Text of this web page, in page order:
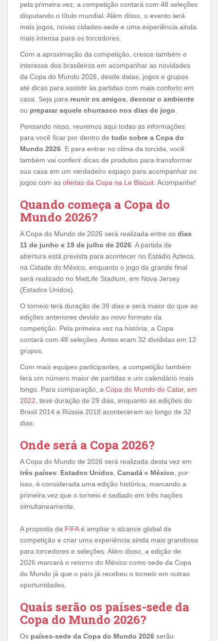
pela primeira vez, a competição contará com 48 seleções
disputando o título mundial. Além disso, o evento terá
mais jogos, novas cidades-sede e uma experiência ainda
mais intensa para os torcedores.
Com a aproximação da competição, cresce também o
interesse dos brasileiros em acompanhar as novidades
da Copa do Mundo 2026, desde datas, jogos e grupos
até dicas para assistir às partidas com mais conforto em
casa. Seja para reunir os amigos, decorar o ambiente
ou preparar aquele churrasco nos dias de jogo.
Pensando nisso, reunimos aqui todas as informações
para você ficar por dentro de tudo sobre a Copa do
Mundo 2026. E para entrar no clima da torcida, você
também vai conferir dicas de produtos para transformar
sua casa em um verdadeiro espaço para acompanhar os
jogos com as ofertas da Copa na Le Biscuit. Acompanhe!
Quando começa a Copa do
Mundo 2026?
A Copa do Mundo de 2026 será realizada entre os dias
11 de junho e 19 de julho de 2026. A partida de
abertura está prevista para acontecer no Estádio Azteca,
na Cidade do México, enquanto o jogo da grande final
será realizado no MetLife Stadium, em Nova Jersey
(Estados Unidos).
O torneio terá duração de 39 dias e será maior do que as
edições anteriores devido ao novo formato da
competição. Pela primeira vez na história, a Copa
contará com 48 seleções. Antes eram 32 divididas em 12
grupos.
Com mais equipes participantes, a competição também
terá um número maior de partidas e um calendário mais
longo. Para comparação, a Copa do Mundo do Catar, em
2022, teve duração de 29 dias, enquanto as edições do
Brasil 2014 e Rússia 2018 aconteceram ao longo de 32
dias.
Onde será a Copa 2026?
A Copa do Mundo de 2026 será realizada desta vez em
três países: Estados Unidos, Canadá e México, por
isso, é considerada uma edição histórica, marcando a
primeira vez que o torneio é sediado em três nações
simultaneamente.
A proposta da FIFAé ampliar o alcance global da
competição e criar uma experiência ainda mais grandiosa
para torcedores e seleções. Além disso, a edição de
2026 marcará o retorno do México como sede da Copa
do Mundo já que o país já recebeu o torneio em outras
oportunidades.
Quais serão os países-sede da
Copa do Mundo 2026?
Os países-sede da Copa do Mundo 2026 serão: